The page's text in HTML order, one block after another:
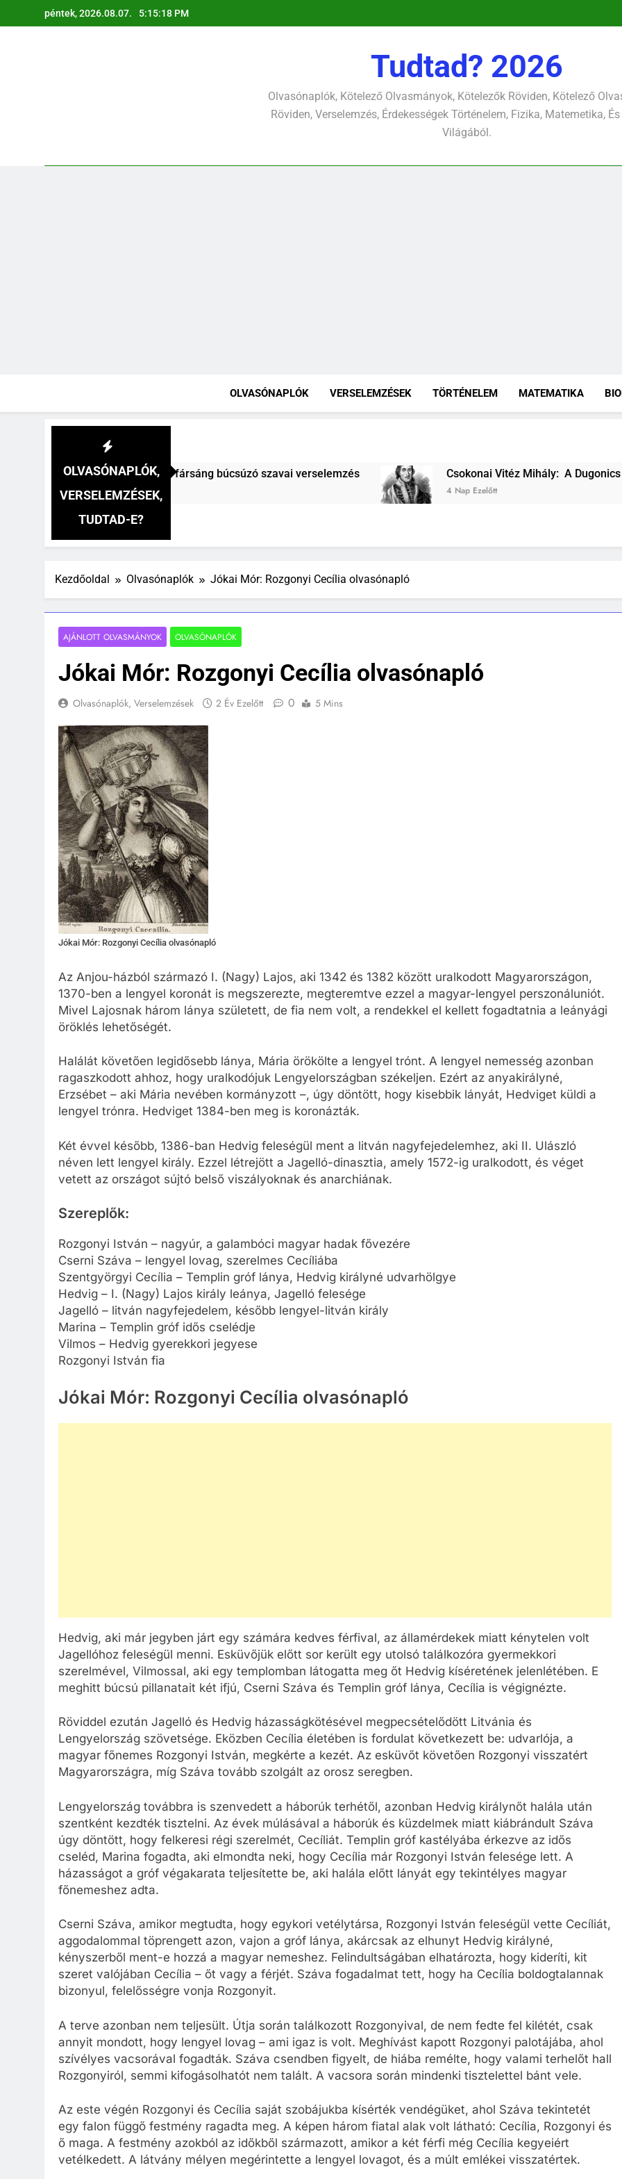
a
péntek, 2026.08.07. 5:15:19 PM
Tudtad? 2026
Olvasónaplók, Kötelező Olvasmányok, Kötelezők Röviden, Kötelező
Röviden, Verselemzés, Érdekességek Történelem, Fizika, Matemetika,
Világából.
OLVASÓNAPLÓK VERSELEMZÉSEK TÖRTÉNELEM MATEMATIKA
OLVASÓNAPLÓK,
VERSELEMZÉSEK,
TUDTAD-E?
Mihály: A fársáng búcsúzó szavai verselemzés Csokonai Vitéz Mihály: A Dugonics oszlopa
4 Nap Ezelőtt
Kezdőoldal Olvasónaplók Jókai Mór: Rozgonyi Cecília olvasónapló
AJÁNLOTT OLVASMÁNYOK OLVASÓNAPLÓK
Jókai Mór: Rozgonyi Cecília olvasónapló
Olvasónaplók, Verselemzések 2 Év Ezelőtt 0 5 Mins
Jókai Mór: Rozgonyi Cecília olvasónapló
Az Anjou-házból származó I. (Nagy) Lajos, aki 1342 és 1382 között uralkodott Magyarországon,
1370-ben a lengyel koronát is megszerezte, megteremtve ezzel a magyar-lengyel perszonáluniót.
Mivel Lajosnak három lánya született, de fia nem volt, a rendekkel el kellett fogadtatnia a leányági
öröklés lehetőségét.
Halálát követően legidősebb lánya, Mária örökölte a lengyel trónt. A lengyel nemesség azonban
ragaszkodott ahhoz, hogy uralkodójuk Lengyelországban székeljen. Ezért az anyakirályné,
Erzsébet – aki Mária nevében kormányzott –, úgy döntött, hogy kisebbik lányát, Hedviget küldi a
lengyel trónra. Hedviget 1384-ben meg is koronázták.
Két évvel később, 1386-ban Hedvig feleségül ment a litván nagyfejedelemhez, aki II. Ulászló
néven lett lengyel király. Ezzel létrejött a Jagelló-dinasztia, amely 1572-ig uralkodott, és véget
vetett az országot sújtó belső viszályoknak és anarchiának.
Szereplők:
Rozgonyi István – nagyúr, a galambóci magyar hadak fővezére
Cserni Száva – lengyel lovag, szerelmes Cecíliába
Szentgyörgyi Cecília – Templin gróf lánya, Hedvig királyné udvarhölgye
Hedvig – I. (Nagy) Lajos király leánya, Jagelló felesége
Jagelló – litván nagyfejedelem, később lengyel-litván király
Marina – Templin gróf idős cselédje
Vilmos – Hedvig gyerekkori jegyese
Rozgonyi István fia
Jókai Mór: Rozgonyi Cecília olvasónapló
Hedvig, aki már jegyben járt egy számára kedves férfival, az államérdekek miatt kénytelen volt
Jagellóhoz feleségül menni. Esküvőjük előtt sor került egy utolsó találkozóra gyermekkori
szerelmével, Vilmossal, aki egy templomban látogatta meg őt Hedvig kíséretének jelenlétében. E
meghitt búcsú pillanatait két ifjú, Cserni Száva és Templin gróf lánya, Cecília is végignézte.
Röviddel ezután Jagelló és Hedvig házasságkötésével megpecsételődött Litvánia és
Lengyelország szövetsége. Eközben Cecília életében is fordulat következett be: udvarlója, a
magyar főnemes Rozgonyi István, megkérte a kezét. Az esküvőt követően Rozgonyi visszatért
Magyarországra, míg Száva tovább szolgált az orosz seregben.
Lengyelország továbbra is szenvedett a háborúk terhétől, azonban Hedvig királynőt halála után
szentként kezdték tisztelni. Az évek múlásával a háborúk és küzdelmek miatt kiábrándult Száva
úgy döntött, hogy felkeresi régi szerelmét, Cecíliát. Templin gróf kastélyába érkezve az idős
cseléd, Marina fogadta, aki elmondta neki, hogy Cecília már Rozgonyi István felesége lett. A
házasságot a gróf végakarata teljesítette be, aki halála előtt lányát egy tekintélyes magyar
főnemeshez adta.
Cserni Száva, amikor megtudta, hogy egykori vetélytársa, Rozgonyi István feleségül vette Cecíliát,
aggodalommal töprengett azon, vajon a gróf lánya, akárcsak az elhunyt Hedvig királyné,
kényszerből ment-e hozzá a magyar nemeshez. Felindultságában elhatározta, hogy kideríti, kit
szeret valójában Cecília – őt vagy a férjét. Száva fogadalmat tett, hogy ha Cecília boldogtalannak
bizonyul, felelősségre vonja Rozgonyit.
A terve azonban nem teljesült. Útja során találkozott Rozgonyival, de nem fedte fel kilétét, csak
annyit mondott, hogy lengyel lovag – ami igaz is volt. Meghívást kapott Rozgonyi palotájába, ahol
szívélyes vacsorával fogadták. Száva csendben figyelt, de hiába remélte, hogy valami terhelőt hall
Rozgonyiról, semmi kifogásolhatót nem talált. A vacsora során mindenki tisztelettel bánt vele.
Az este végén Rozgonyi és Cecília saját szobájukba kísérték vendégüket, ahol Száva tekintetét
egy falon függő festmény ragadta meg. A képen három fiatal alak volt látható: Cecília, Rozgonyi és
ő maga. A festmény azokból az időkből származott, amikor a két férfi még Cecília kegyeiért
vetélkedett. A látvány mélyen megérintette a lengyel lovagot, és a múlt emlékei visszatértek.